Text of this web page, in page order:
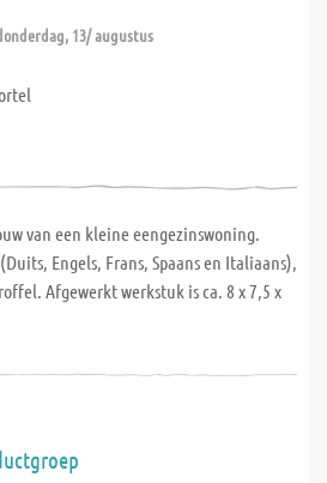
13/ augustus
van een kleine eengezinswoning.
Engels, Frans, Spaans en Italiaans),
Afgewerkt werkstuk is ca. 8 x 7,5 x